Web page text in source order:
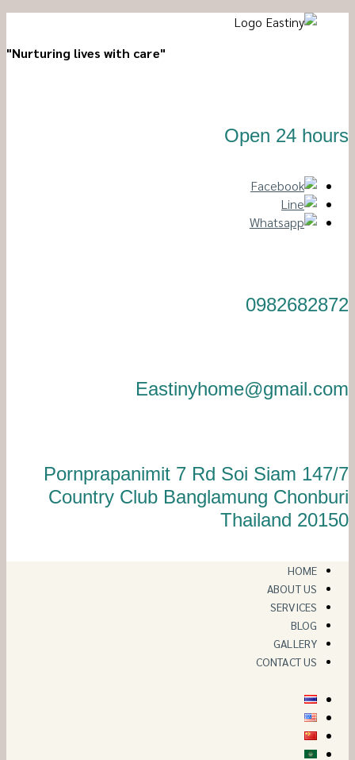
"Nurturing lives with care"
Open 24 hours
0982682872
Eastinyhome@gmail.com
147/7 Pornprapanimit 7 Rd Soi Siam
Country Club Banglamung Chonburi
Thailand 20150
HOME
ABOUT US
SERVICES
BLOG
GALLERY
CONTACT US